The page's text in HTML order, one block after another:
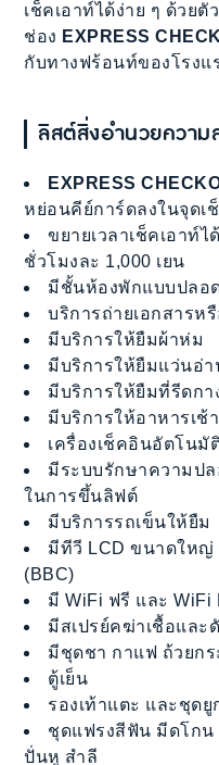
เช็คเอาท์ได้ง่าย ๆ ด้วย
ช่อง EXPRESS
กับทางฟร้อนท์ของโรงแ
ลิสต์สิ่งอำนวยความ
EXPRESS
หย่อนคีย์การ์ดลงในจุดเ
ขยายเวลาเช็คเอาท์
ชั่วโมงละ 1,000 เยน
มีชั้นห้องพักแบบปลอ
บริการถ่ายเอกสารห
มีบริการให้ยืมผ้าห่ม
มีบริการให้ยืมแว่นอ่
มีบริการให้ยืมที่รีดกา
มีบริการให้อาหารเช้
เครื่องเช็คอินอัตโนมั
มีระบบรักษาความป
ในการขึ้นลิฟต์
มีบริการรถเข็นให้ยืม
มีทีวี LCD ขนาดใหญ่
(BBC)
มี WiFi ฟรี และ WiFi
มีสเปรย์คฆ่าเชื้อและ
มีชุดชา กาแฟ ถ้วยกร
ตู้เย็น
รองเท้าแตะ และชุดยู
ชุดแฟรงสีฟัน มีดโกน
ปั่นหู สำลี